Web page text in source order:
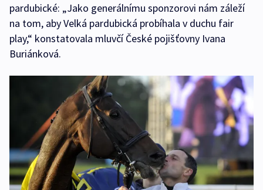
pardubické: „Jako generálnímu sponzorovi nám záleží
na tom, aby Velká pardubická probíhala v duchu fair
play,“ konstatovala mluvčí České pojišťovny Ivana
Buriánková.